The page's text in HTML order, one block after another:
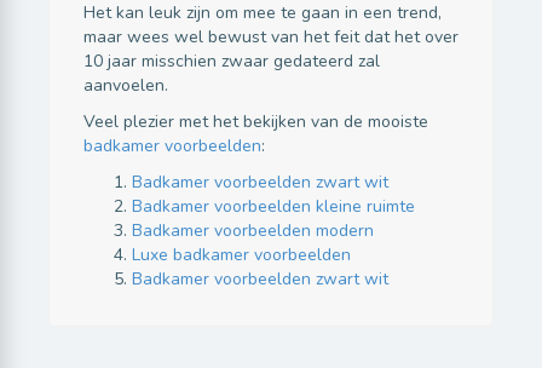
Het kan leuk zijn om mee te gaan in een trend,
maar wees wel bewust van het feit dat het over
10 jaar misschien zwaar gedateerd zal
aanvoelen.
Veel plezier met het bekijken van de mooiste
badkamer voorbeelden:
Badkamer voorbeelden zwart wit
Badkamer voorbeelden kleine ruimte
Badkamer voorbeelden modern
Luxe badkamer voorbeelden
Badkamer voorbeelden zwart wit